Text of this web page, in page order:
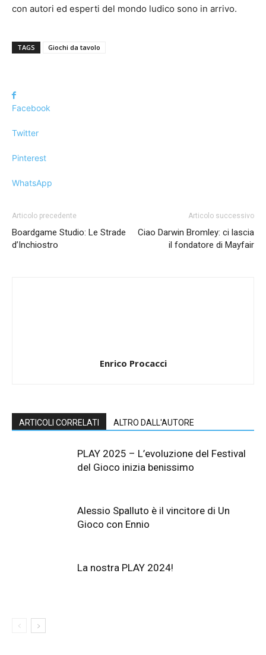
con autori ed esperti del mondo ludico sono in arrivo.
TAGS Giochi da tavolo
Facebook
Twitter
Pinterest
WhatsApp
Articolo precedente
Boardgame Studio: Le Strade
d’Inchiostro
Articolo successivo
Ciao Darwin Bromley: ci lascia
il fondatore di Mayfair
Enrico Procacci
ARTICOLI CORRELATI ALTRO DALL'AUTORE
PLAY 2025 – L’evoluzione del Festival
del Gioco inizia benissimo
Alessio Spalluto è il vincitore di Un
Gioco con Ennio
La nostra PLAY 2024!